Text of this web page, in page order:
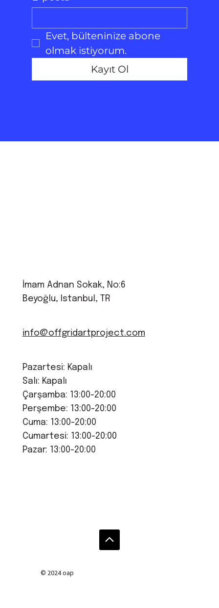
Evet, bülteninize abone
olmak istiyorum.
Kayıt Ol
İmam Adnan Sokak, No:6
Beyoğlu, Istanbul, TR
info@offgridartproject.com
Pazartesi: Kapalı
Salı: Kapalı
Çarşamba: 13:00-20:00
Perşembe: 13:00-20:00
Cuma: 13:00-20:00
Cumartesi: 13:00-20:00
Pazar: 13:00-20:00
© 2024 oap